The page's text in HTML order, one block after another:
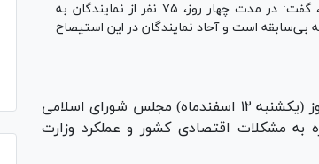
حاجی دلیگانی نماینده مردم شاهین‌شهر، میمه و برخوار در مجلس، گفت: در مدت چهار روز، ۷۵ نفر از نمایندگان به
این عدد به ۱۲۷ نفر افزایش یافته که بی‌سابقه است و آحاد نمایندگان در این استیصاح
حسینعلی حاجی دلیگانی در نشست علنی امروز (یکشنبه ۱۲ اسفندماه) مجلس شورای اسلامی
به مشکلات اقتصادی کشور و عملکرد وزارت